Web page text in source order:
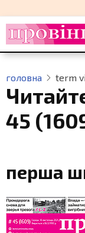
до
основного
вмісту
головна term
45
перша